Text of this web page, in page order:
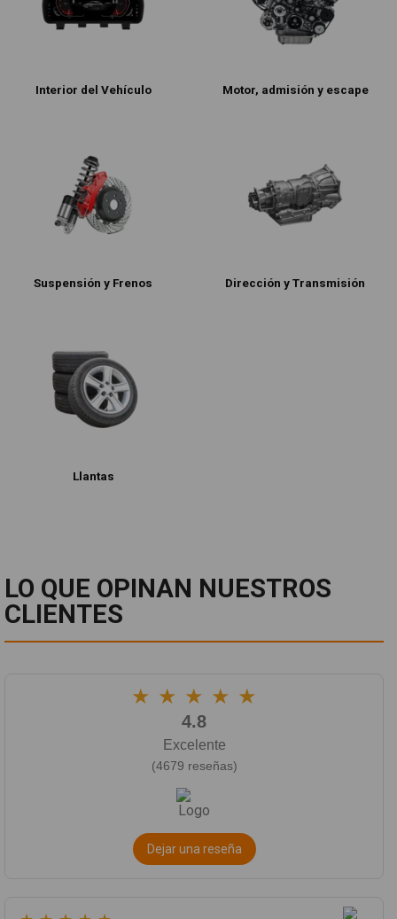
Interior del Vehículo Motor, admisión y escape
Suspensión y Frenos Dirección y Transmisión
Llantas
LO QUE OPINAN NUESTROS
CLIENTES
★ ★ ★ ★ ★
4.8
Excelente
(4679 reseñas)
Dejar una reseña